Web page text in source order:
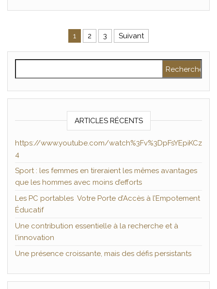
Pagination des publications
1 2 3 Suivant
ARTICLES RÉCENTS
https://www.youtube.com/watch%3Fv%3DpFsYEpiKCz
4
Sport : les femmes en tireraient les mêmes avantages
que les hommes avec moins d’efforts
Les PC portables Votre Porte d’Accès à l’Empotement
Éducatif
Une contribution essentielle à la recherche et à
l’innovation
Une présence croissante, mais des défis persistants